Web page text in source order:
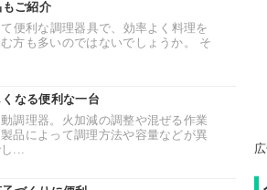
ご紹介
便利な調理器具で、効率よく料理を
方も多いのではないでしょうか。 そ
なる便利な一台
調理器。火加減の調整や混ぜる作業
品によって調理方法や容量などが異
...